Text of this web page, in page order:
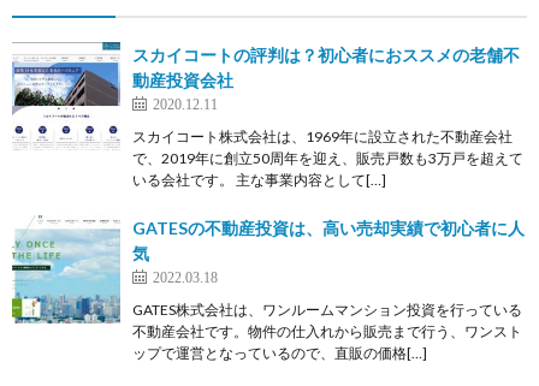
スカイコートの評判は？初心者におススメの老舗不
動産投資会社
2020.12.11
スカイコート株式会社は、1969年に設立された不動産会社
で、2019年に創立50周年を迎え、販売戸数も3万戸を超えて
いる会社です。 主な事業内容として[…]
GATESの不動産投資は、高い売却実績で初心者に人
気
2022.03.18
GATES株式会社は、ワンルームマンション投資を行っている
不動産会社です。物件の仕入れから販売まで行う、ワンスト
ップで運営となっているので、直販の価格[…]